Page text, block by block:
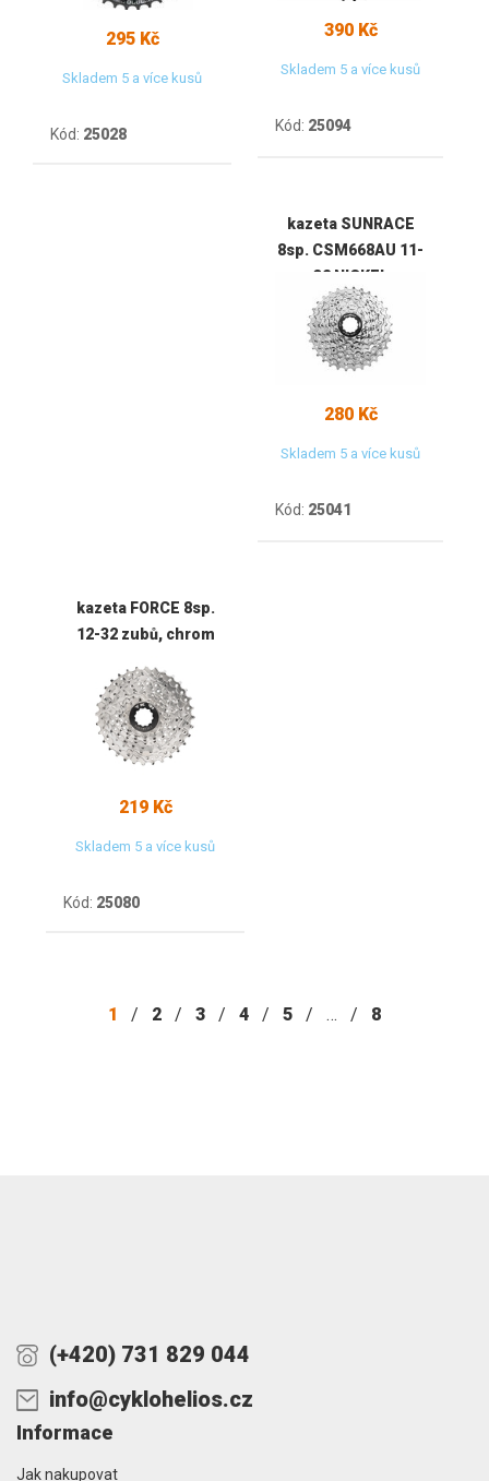
295 Kč
Skladem 5 a více kusů
Kód: 25028
390 Kč
Skladem 5 a více kusů
Kód: 25094
kazeta SUNRACE
8sp. CSM668AU 11-
32 NICKEL
280 Kč
Skladem 5 a více kusů
Kód: 25041
kazeta FORCE 8sp.
12-32 zubů, chrom
219 Kč
Skladem 5 a více kusů
Kód: 25080
1 / 2 / 3 / 4 / 5 / … / 8
(+420) 731 829 044
info@cyklohelios.cz
Informace
Jak nakupovat